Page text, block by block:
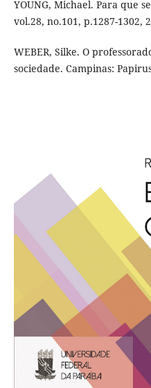
YOUNG, Michael. Para que
vol.28, no.101, p.1287-1302,
WEBER, Silke. O
sociedade. Campinas: